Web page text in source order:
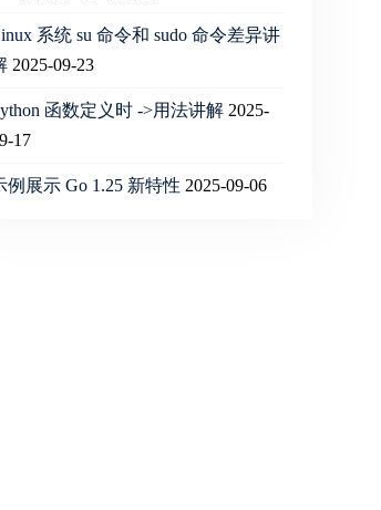
系统 su 命令和 sudo 命令差异讲
2025-09-23
函数定义时 ->用法讲解 2025-
17
例展示 Go 1.25 新特性 2025-09-06